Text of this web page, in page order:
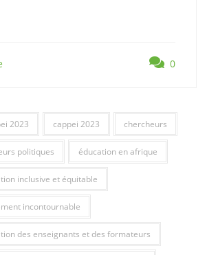
0
2023 cappei 2023 chercheurs
politiques éducation en afrique
inclusive et équitable
incontournable
des enseignants et des formateurs